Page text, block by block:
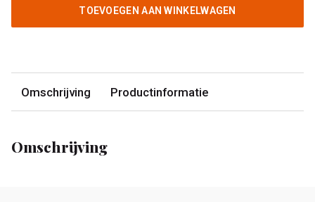
TOEVOEGEN AAN WINKELWAGEN
Omschrijving Productinformatie
Omschrijving